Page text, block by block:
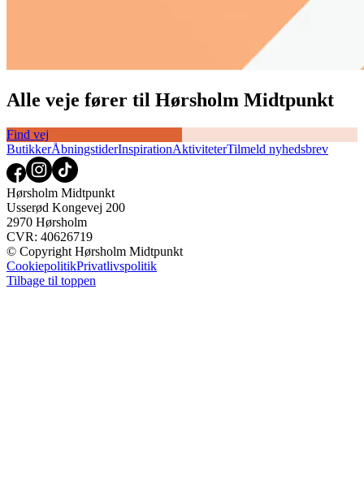
Alle veje fører til Hørsholm Midtpunkt
Find vej
ButikkerÅbningstiderInspirationAktiviteterTilmeld nyhedsbrev
Hørsholm Midtpunkt
Usserød Kongevej 200
2970 Hørsholm
CVR: 40626719
© Copyright Hørsholm Midtpunkt
CookiepolitikPrivatlivspolitik
Tilbage til toppen